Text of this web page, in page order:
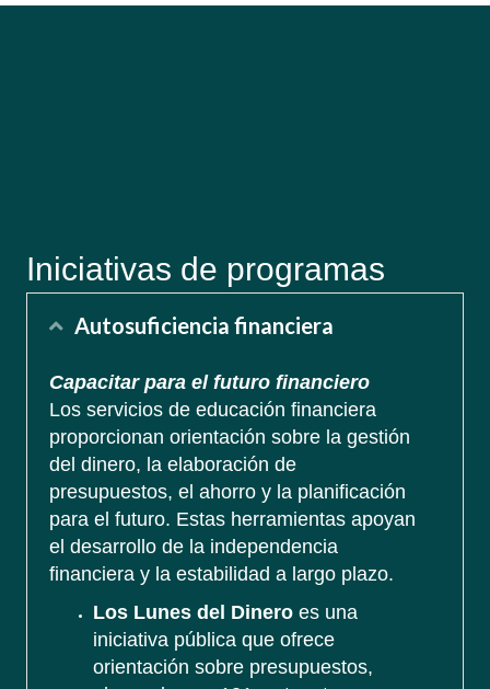
Iniciativas de programas
Colapso
Autosuficiencia financiera
Capacitar para el futuro financiero
Los servicios de educación financiera
proporcionan orientación sobre la gestión
del dinero, la elaboración de
presupuestos, el ahorro y la planificación
para el futuro. Estas herramientas apoyan
el desarrollo de la independencia
financiera y la estabilidad a largo plazo.
Los Lunes del Dinero es una
iniciativa pública que ofrece
orientación sobre presupuestos,